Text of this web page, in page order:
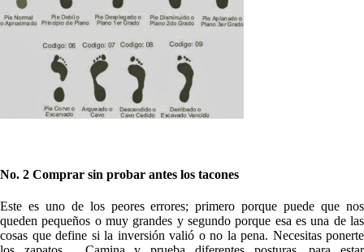
No. 2 Comprar sin probar antes los tacones
Este es uno de los peores errores; primero porque puede que nos
queden pequeños o muy grandes y segundo porque esa es una de las
cosas que define si la inversión valió o no la pena. Necesitas ponerte